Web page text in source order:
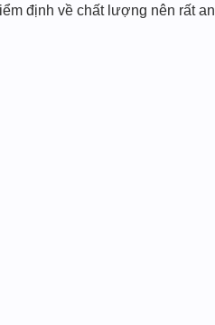
định về chất lượng nên rất an